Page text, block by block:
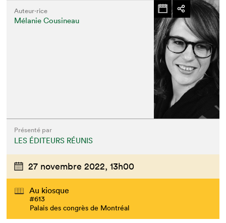
Auteur·rice
Mélanie Cousineau
Présenté par
LES ÉDITEURS RÉUNIS
27 novembre 2022, 13h00
Au kiosque
#613
Palais des congrès de Montréal